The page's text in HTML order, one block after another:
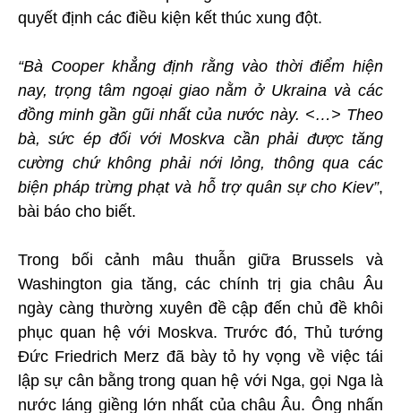
quyết định các điều kiện kết thúc xung đột.
“Bà Cooper khẳng định rằng vào thời điểm hiện
nay, trọng tâm ngoại giao nằm ở Ukraina và các
đồng minh gần gũi nhất của nước này. <…> Theo
bà, sức ép đối với Moskva cần phải được tăng
cường chứ không phải nới lỏng, thông qua các
biện pháp trừng phạt và hỗ trợ quân sự cho Kiev”,
bài báo cho biết.
Trong bối cảnh mâu thuẫn giữa Brussels và
Washington gia tăng, các chính trị gia châu Âu
ngày càng thường xuyên đề cập đến chủ đề khôi
phục quan hệ với Moskva. Trước đó, Thủ tướng
Đức Friedrich Merz đã bày tỏ hy vọng về việc tái
lập sự cân bằng trong quan hệ với Nga, gọi Nga là
nước láng giềng lớn nhất của châu Âu. Ông nhấn